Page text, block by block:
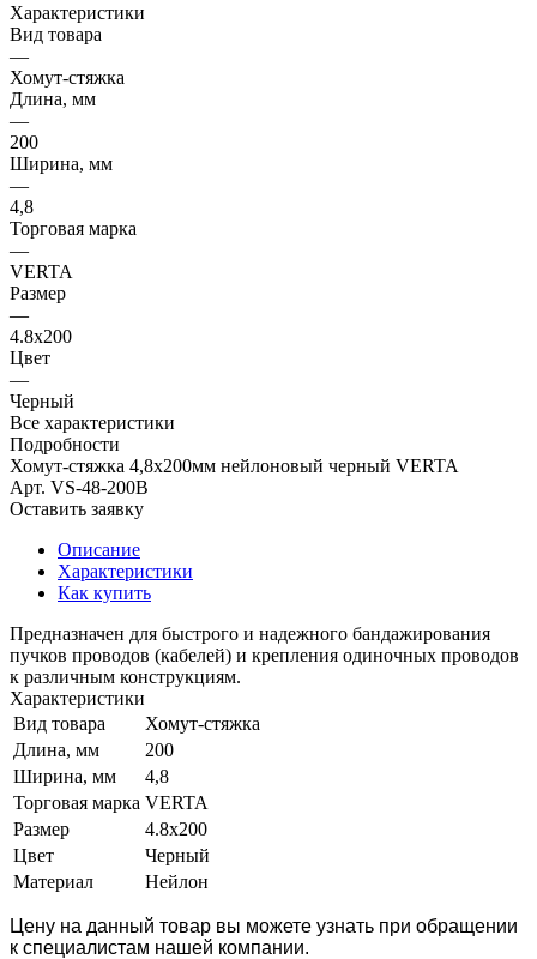
Характеристики
Вид товара
—
Хомут-стяжка
Длина, мм
—
200
Ширина, мм
—
4,8
Торговая марка
—
VERTA
Размер
—
4.8х200
Цвет
—
Черный
Все характеристики
Подробности
Хомут-стяжка 4,8х200мм нейлоновый черный VERTA
Арт. VS-48-200B
Оставить заявку
Описание
Характеристики
Как купить
Предназначен для быстрого и надежного бандажирования
пучков проводов (кабелей) и крепления одиночных проводов
к различным конструкциям.
Характеристики
Вид товара
Хомут-стяжка
Длина, мм
200
Ширина, мм
4,8
Торговая марка VERTA
Размер
4.8х200
Цвет
Черный
Материал
Нейлон
Цену на данный товар вы можете узнать при обращении
к специалистам нашей компании.